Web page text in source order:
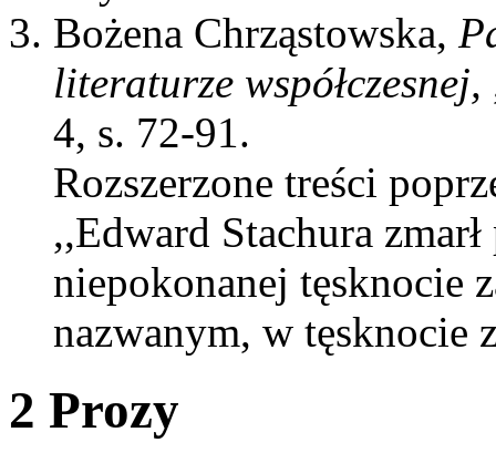
Bożena Chrząstowska,
literaturze współczesnej,
4, s. 72-91.
Rozszerzone treści
,,Edward Stachura
niepokonanej tęsknocie
nazwanym, w tęsknocie
2 Prozy